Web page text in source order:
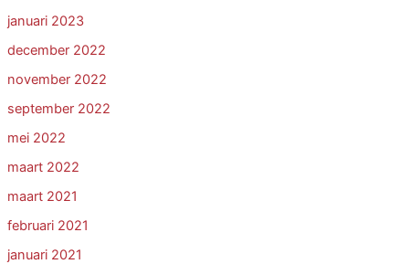
januari 2023
december 2022
november 2022
september 2022
mei 2022
maart 2022
maart 2021
februari 2021
januari 2021